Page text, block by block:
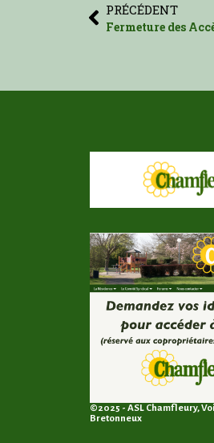
PRÉCÉDENT
Fermeture des
©2025 - ASL Chamfleury,
Bretonneux